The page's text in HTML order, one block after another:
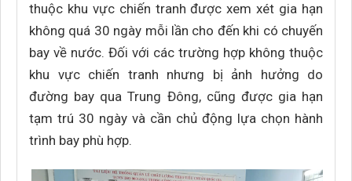
thuộc khu vực chiến tranh được xem xét gia hạn
không quá 30 ngày mỗi lần cho đến khi có chuyến
bay về nước. Đối với các trường hợp không thuộc
khu vực chiến tranh nhưng bị ảnh hưởng do
đường bay qua Trung Đông, cũng được gia hạn
tạm trú 30 ngày và cần chủ động lựa chọn hành
trình bay phù hợp.